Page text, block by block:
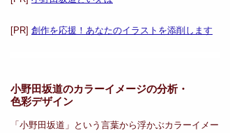
[PR] 創作を応援！あなたのイラストを添削します
小野田坂道のカラーイメージの分析・
色彩デザイン
「小野田坂道」という言葉から浮かぶカラーイメー